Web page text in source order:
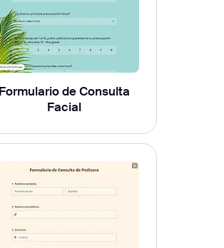
Formulario de Consulta
Facial